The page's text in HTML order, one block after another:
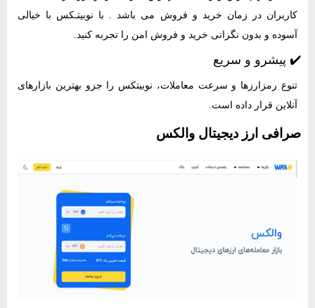
کاربران در زمان خرید و فروش می باشد . با نوبیتـکس با خیالی
آسوده و بدون نگرانی خرید و فروش امن را تجربه کنید.
✔️ پیشرو و سریع
تنوع رمزارزها و سرعت معاملات، نوبیتکس را جزو بهترین بازارهای
آنلاین قرار داده است.
صرافی ارز دیجیتال والکس